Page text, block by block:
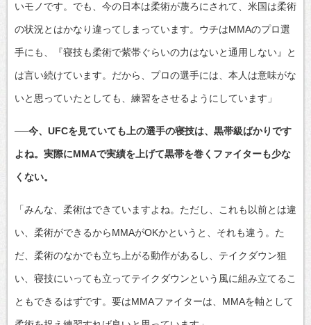
いモノです。でも、今の日本は柔術が蔑ろにされて、米国は柔術
の状況とはかなり違ってしまっています。ウチはMMAのプロ選
手にも、『寝技も柔術で紫帯ぐらいの力はないと通用しない』と
は言い続けています。だから、プロの選手には、本人は意味がな
いと思っていたとしても、練習をさせるようにしています」
──今、UFCを見ていても上の選手の寝技は、黒帯級ばかりです
よね。実際にMMAで実績を上げて黒帯を巻くファイターも少な
くない。
「みんな、柔術はできていますよね。ただし、これも以前とは違
い、柔術ができるからMMAがOKかというと、それも違う。た
だ、柔術のなかでも立ち上がる動作があるし、テイクダウン狙
い、寝技にいっても立ってテイクダウンという風に組み立てるこ
ともできるはずです。要はMMAファイターは、MMAを軸として